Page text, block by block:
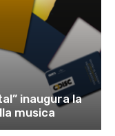
inaugura la
musica